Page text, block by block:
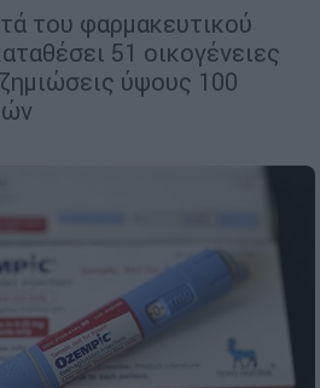
του φαρμακευτικού
51 οικογένειες
ύψους 100